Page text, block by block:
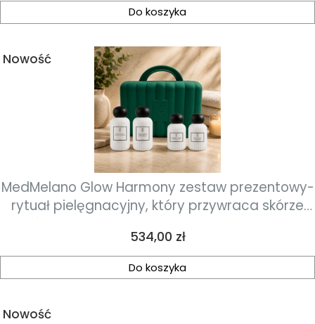
Do koszyka
Nowość
MedMelano Glow Harmony zestaw prezentowy-
rytuał pielęgnacyjny, który przywraca skórze
równowagę, nawilżenie i naturalny blask
Cena
534,00 zł
Do koszyka
Nowość